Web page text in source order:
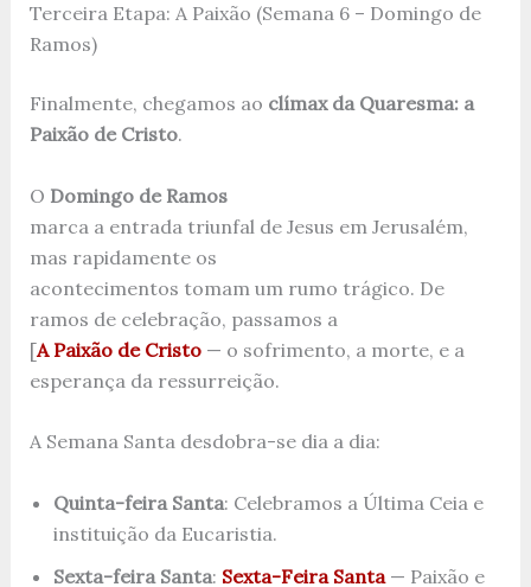
Terceira Etapa: A Paixão (Semana 6 – Domingo de
Ramos)
Finalmente, chegamos ao clímax da Quaresma: a
Paixão de Cristo.
O Domingo de Ramos
marca a entrada triunfal de Jesus em Jerusalém,
mas rapidamente os
acontecimentos tomam um rumo trágico. De
ramos de celebração, passamos a
[A Paixão de Cristo— o sofrimento, a morte, e a
esperança da ressurreição.
A Semana Santa desdobra-se dia a dia:
Quinta-feira Santa: Celebramos a Última Ceia e
instituição da Eucaristia.
Sexta-feira Santa: Sexta-Feira Santa— Paixão e